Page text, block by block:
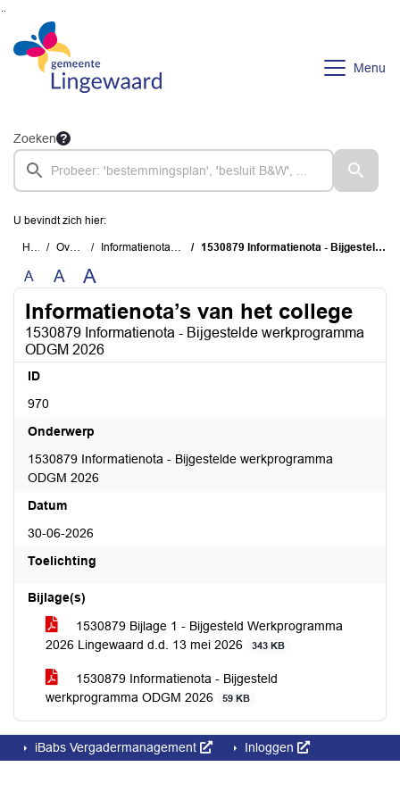
Ga naar de inhoud van deze pagina
Ga naar het zoeken
Ga naar het menu
Menu
Zoeken
U bevindt zich hier:
Home Overzichten Informatienota’s van het college 1530879 Informatienota - Bijgestelde werkprogramma ODGM 2026
A A A
Informatienota’s van het college
1530879 Informatienota - Bijgestelde werkprogramma
ODGM 2026
ID
970
Onderwerp
1530879 Informatienota - Bijgestelde werkprogramma
ODGM 2026
Datum
30-06-2026
Toelichting
Bijlage(s)
1530879 Bijlage 1 - Bijgesteld Werkprogramma
2026 Lingewaard d.d. 13 mei 2026
343 KB
1530879 Informatienota - Bijgesteld
werkprogramma ODGM 2026
59 KB
iBabs Vergadermanagement Inloggen